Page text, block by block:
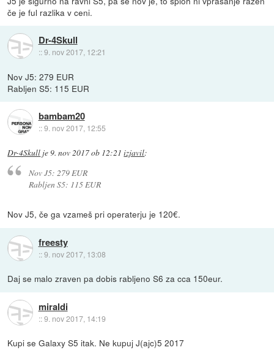
če je ful razlika v ceni.
Dr-4Skull
::9. nov 2017, 12:21
Nov J5: 279 EUR
Rabljen S5: 115 EUR
bambam20
::9. nov 2017, 12:55
Dr-4Skull je9. nov 2017 ob 12:21 izjavil:
Nov J5: 279 EUR
Rabljen S5: 115 EUR
Nov J5, če ga vzameš pri operaterju je 120€.
freesty
::9. nov 2017, 13:08
Daj se malo zraven pa dobis rabljeno S6 za cca 150eur.
miraldi
::9. nov 2017, 14:19
Kupi se Galaxy S5 itak. Ne kupuj J(ajc)5 2017